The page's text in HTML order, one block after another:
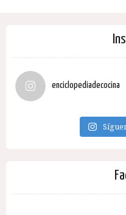
enciclopediadecocina